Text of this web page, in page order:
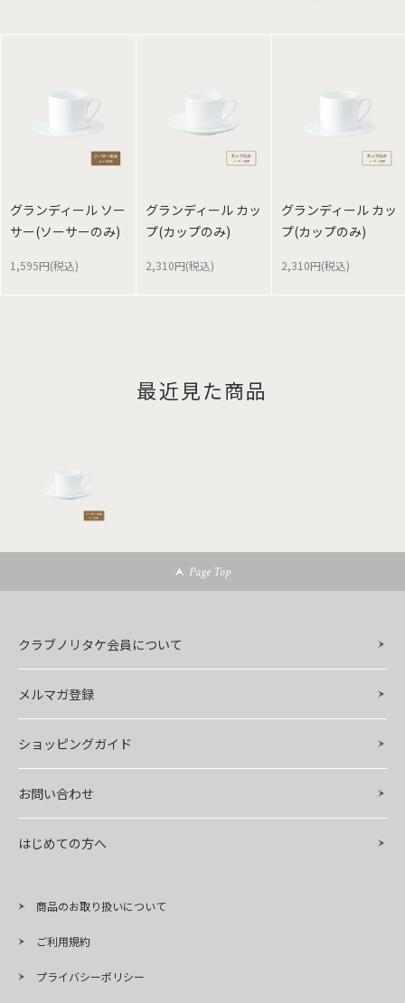
グランディール ソー
サー(ソーサーのみ)
1,595円(税込)
グランディール カッ
プ(カップのみ)
2,310円(税込)
グランディール カッ
プ(カップのみ)
2,310円(税込)
最近見た商品
Page Top
クラブノリタケ会員について
メルマガ登録
ショッピングガイド
お問い合わせ
はじめての方へ
商品のお取り扱いについて
ご利用規約
プライバシーポリシー